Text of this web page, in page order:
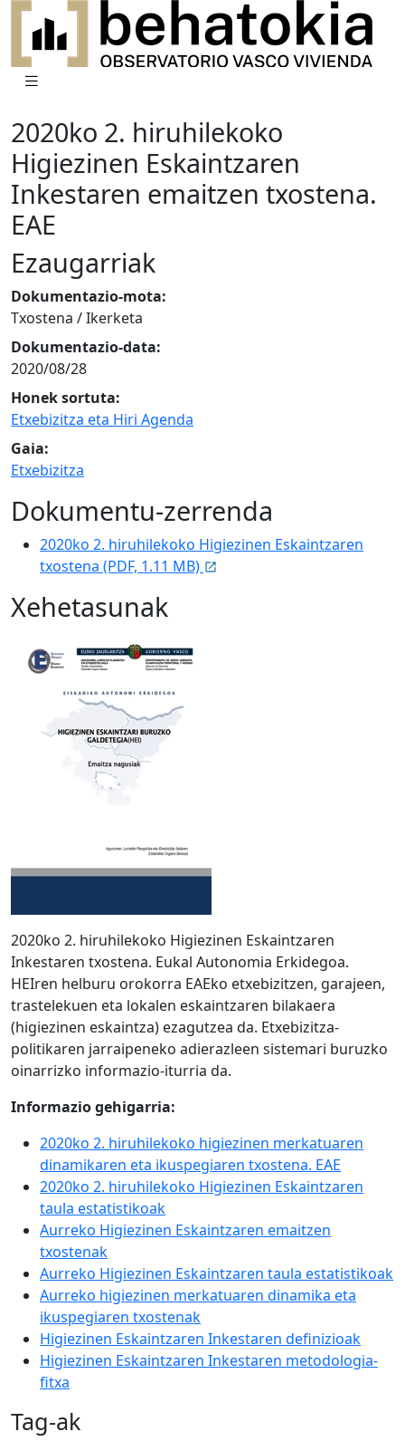
2020ko 2. hiruhilekoko
Higiezinen Eskaintzaren
Inkestaren emaitzen txostena.
EAE
Ezaugarriak
Dokumentazio-mota:
Txostena / Ikerketa
Dokumentazio-data:
2020/08/28
Honek sortuta:
Etxebizitza eta Hiri Agenda
Gaia:
Etxebizitza
Dokumentu-zerrenda
2020ko 2. hiruhilekoko Higiezinen Eskaintzaren
txostena (PDF, 1.11 MB)
Xehetasunak
2020ko 2. hiruhilekoko Higiezinen Eskaintzaren
Inkestaren txostena. Eukal Autonomia Erkidegoa.
HEIren helburu orokorra EAEko etxebizitzen, garajeen,
trastelekuen eta lokalen eskaintzaren bilakaera
(higiezinen eskaintza) ezagutzea da. Etxebizitza-
politikaren jarraipeneko adierazleen sistemari buruzko
oinarrizko informazio-iturria da.
Informazio gehigarria:
2020ko 2. hiruhilekoko higiezinen merkatuaren
dinamikaren eta ikuspegiaren txostena. EAE
2020ko 2. hiruhilekoko Higiezinen Eskaintzaren
taula estatistikoak
Aurreko Higiezinen Eskaintzaren emaitzen
txostenak
Aurreko Higiezinen Eskaintzaren taula estatistikoak
Aurreko higiezinen merkatuaren dinamika eta
ikuspegiaren txostenak
Higiezinen Eskaintzaren Inkestaren definizioak
Higiezinen Eskaintzaren Inkestaren metodologia-
fitxa
Tag-ak